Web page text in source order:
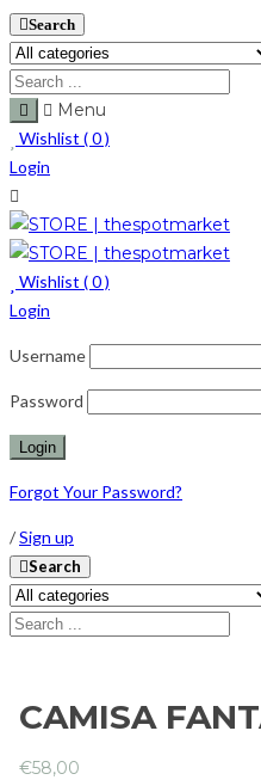
Search
Menu
Wishlist (0)
Login
Wishlist (0)
Login
Username
Password
Forgot Your Password?
/Sign up
Search
CAMISA
€58,00